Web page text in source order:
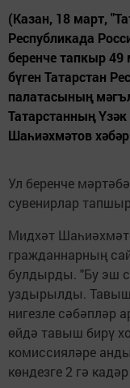
(Казан, 18 март,
Республикада
беренче тапкыр 49
бүген Татарстан
палатасының
Татарстанның
Шаһиәхмәтов
Ул беренче
сувенирлар
Мидхәт
гражданнарның
булдырды. "Бу эш
уздырылды. Тавыш
нигезле сәбәпләр
өйдә тавыш бирү
комиссияләре
көндезге 2 гә